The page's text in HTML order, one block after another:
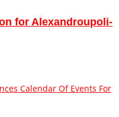
for Alexandroupoli-